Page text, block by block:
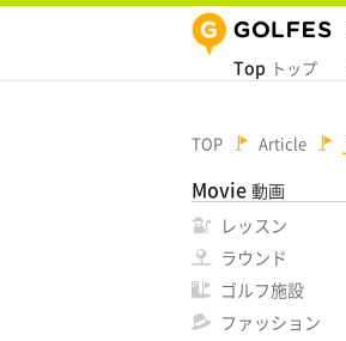
Top トップ
TOP Article
Movie 動画
レッスン
ラウンド
ゴルフ施設
ファッション